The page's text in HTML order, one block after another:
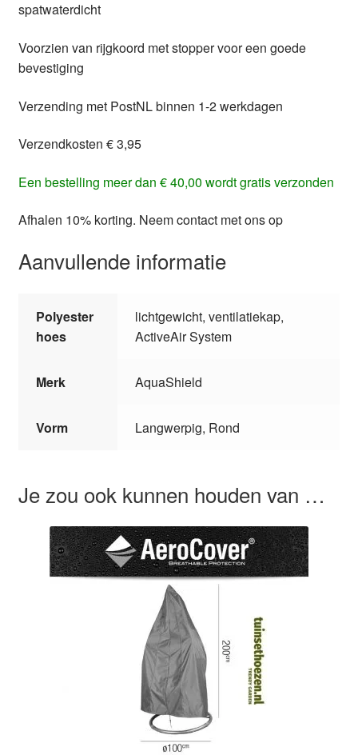
spatwaterdicht
Voorzien van rijgkoord met stopper voor een goede
bevestiging
Verzending met PostNL binnen 1-2 werkdagen
Verzendkosten € 3,95
Een bestelling meer dan € 40,00 wordt gratis verzonden
Afhalen 10% korting. Neem contact met ons op
Aanvullende informatie
Polyester
hoes
lichtgewicht, ventilatiekap,
ActiveAir System
Merk AquaShield
Vorm Langwerpig, Rond
Je zou ook kunnen houden van …